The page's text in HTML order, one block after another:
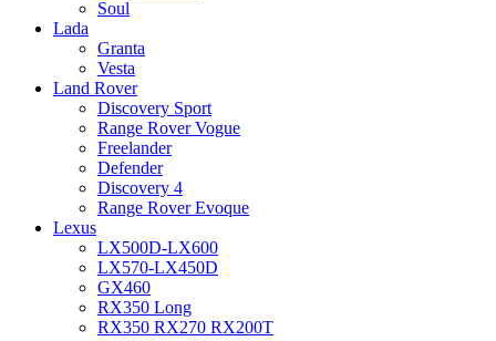
Soul
Lada
Granta
Vesta
Land Rover
Discovery Sport
Range Rover Vogue
Freelander
Defender
Discovery 4
Range Rover Evoque
Lexus
LX500D-LX600
LX570-LX450D
GX460
RX350 Long
RX350 RX270 RX200T